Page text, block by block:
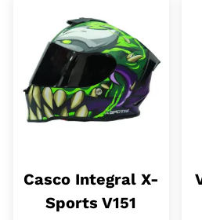
Casco Integral X-
Sports V151